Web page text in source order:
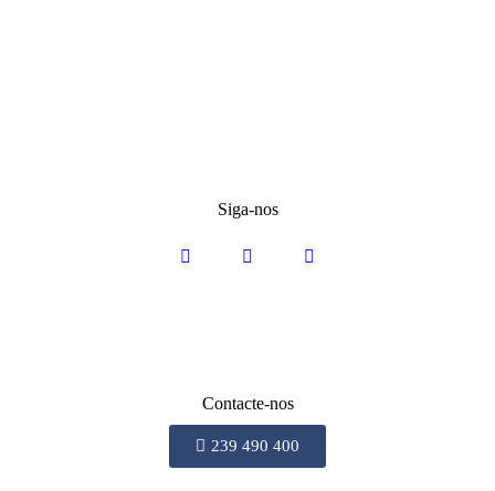
Siga-nos
Contacte-nos
239 490 400